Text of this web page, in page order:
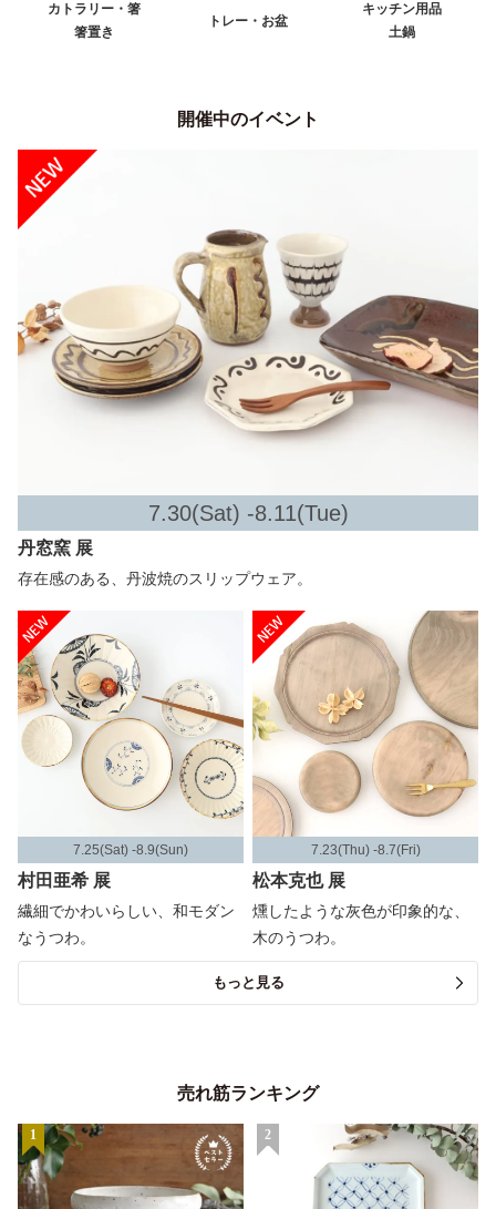
カトラリー・箸
箸置き
トレー・お盆
キッチン用品
土鍋
開催中のイベント
7.30(Sat) -8.11(Tue)
丹窓窯 展
存在感のある、丹波焼のスリップウェア。
7.25(Sat) -8.9(Sun)
村田亜希 展
繊細でかわいらしい、和モダン
なうつわ。
7.23(Thu) -8.7(Fri)
松本克也 展
燻したような灰色が印象的な、
木のうつわ。
もっと見る
売れ筋ランキング
1 2